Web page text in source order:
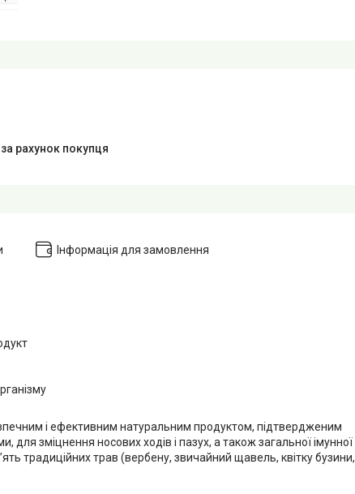
за рахунок покупця
Інформація для замовлення
і ефективним натуральним продуктом, підтвердженим
для зміцнення носових ходів і пазух, а також загальної імунної
традиційних трав (вербену, звичайний щавель, квітку бузини,